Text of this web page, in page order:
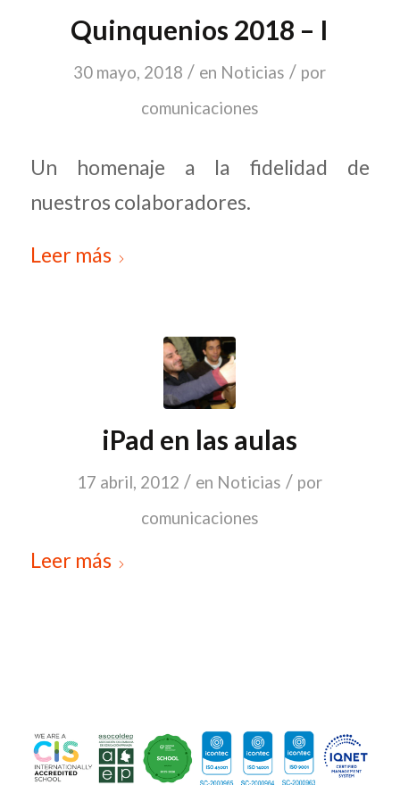
Quinquenios 2018 – I
30 mayo, 2018 / en Noticias / por
comunicaciones
Un homenaje a la fidelidad de
nuestros colaboradores.
Leer más
iPad en las aulas
17 abril, 2012 / en Noticias / por
comunicaciones
Leer más